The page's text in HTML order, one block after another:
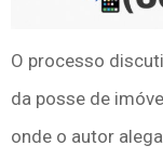
O processo
da posse de
onde o autor